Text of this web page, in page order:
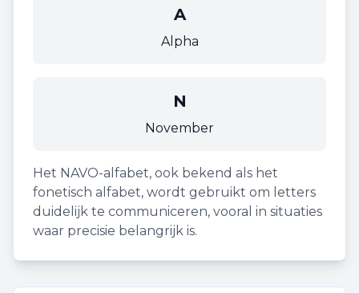
A
Alpha
N
November
Het NAVO-alfabet, ook bekend als het
fonetisch alfabet, wordt gebruikt om letters
duidelijk te communiceren, vooral in situaties
waar precisie belangrijk is.